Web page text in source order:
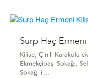
Surp Haç Ermeni
Kilise, Çinili Karakolu
Ekmekçibaşı Sokağı,
Sokağı il...